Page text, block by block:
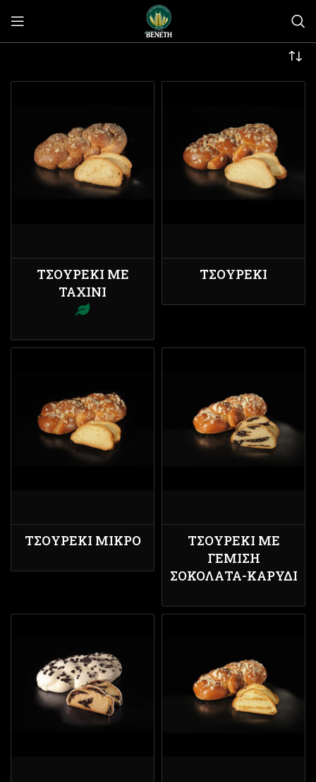
ΤΣΟΥΡΈΚΙ ΜΕ
ΤΑΧΊΝΙ
ΤΣΟΥΡΈΚΙ
ΤΣΟΥΡΈΚΙ ΜΙΚΡΌ
ΤΣΟΥΡΈΚΙ ΜΕ
ΓΈΜΙΣΗ
ΣΟΚΟΛΆΤΑ-ΚΑΡΎΔΙ